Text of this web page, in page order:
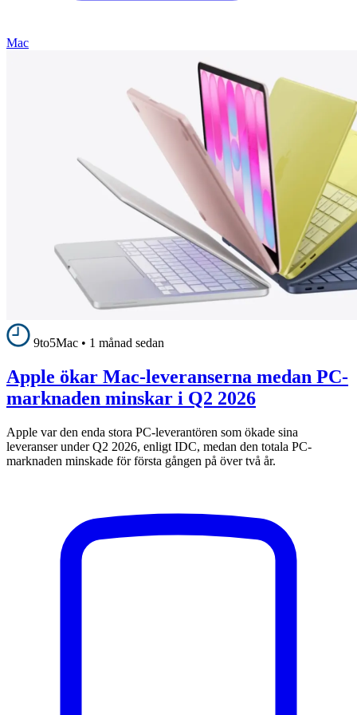
Mac
9to5Mac • 1 månad sedan
Apple ökar Mac-leveranserna medan PC-
marknaden minskar i Q2 2026
Apple var den enda stora PC-leverantören som ökade sina
leveranser under Q2 2026, enligt IDC, medan den totala PC-
marknaden minskade för första gången på över två år.